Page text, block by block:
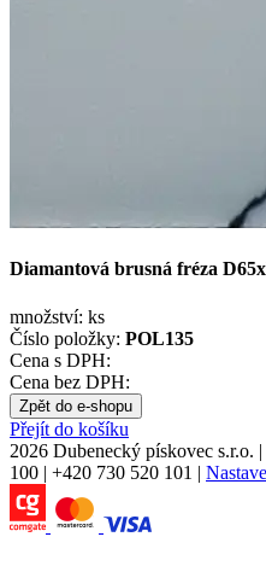
Diamantová brusná fréza
množství: ks
Číslo položky: POL135
Cena s DPH:
Cena bez DPH:
Zpět do e-shopu
Přejít do košíku
2026 Dubenecký pískovec s.r.o. |
100 | +420 730 520 101 |